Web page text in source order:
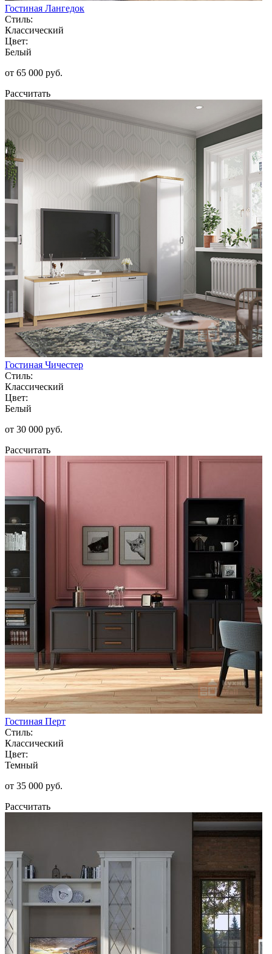
Гостиная Лангедок
Стиль:
Классический
Цвет:
Белый
от 65 000 руб.
Рассчитать
Гостиная Чичестер
Стиль:
Классический
Цвет:
Белый
от 30 000 руб.
Рассчитать
Гостиная Перт
Стиль:
Классический
Цвет:
Темный
от 35 000 руб.
Рассчитать